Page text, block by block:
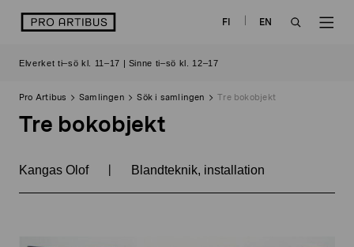
logo FI
EN
Elverket ti–sö kl. 11–17 | Sinne ti–sö kl. 12–17
Pro Artibus Samlingen Sök i samlingen Tre bokobjekt
Tre bokobjekt
Kangas Olof | Blandteknik, installation